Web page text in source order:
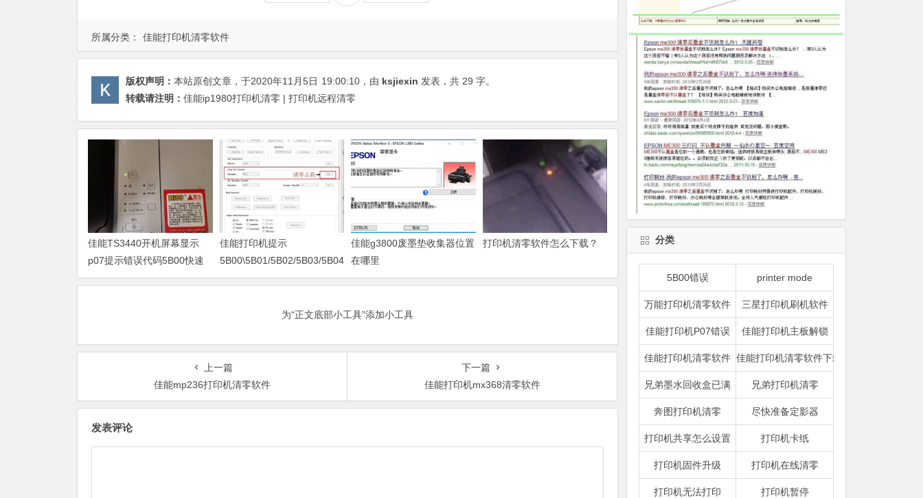
所属分类： 佳能打印机清零软件
版权声明： 本站原创文章，于2020年11月5日 19:00:10 ，由 ksjiexin 发表，共 29 字。
转载请注明： 佳能ip1980打印机清零 | 打印机远程清零
佳能TS3440开机屏幕显示
p07提示错误代码5B00快速
解决方案 清零
佳能打印机提示
5B00\5B01/5B02/5B03/5B04/5B11/5B12/5B13/5B14/1700/1702/1703/1704
佳能g3800废墨垫收集器位置
在哪里
打印机清零软件怎么下载？
为“正文底部小工具”添加小工具
上一篇
佳能mp236打印机清零软件
下一篇
佳能打印机mx368清零软件
发表评论
分类
5B00错误 printer mode
万能打印机清零软件 三星打印机刷机软件
佳能打印机P07错误 佳能打印机主板解锁
佳能打印机清零软件 佳能打印机清零软件下载
兄弟墨水回收盒已满 兄弟打印机清零
奔图打印机清零 尽快准备定影器
打印机共享怎么设置 打印机卡纸
打印机固件升级 打印机在线清零
打印机无法打印 打印机暂停